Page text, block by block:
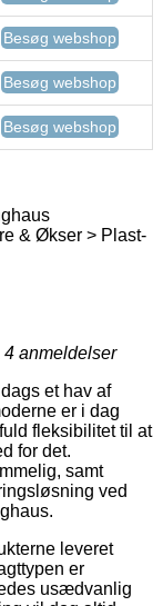
Besøg webshop
Besøg webshop
Besøg webshop
& Økser > Plast-
4 anmeldelser
et hav af
er i dag
fleksibilitet til at
for det.
samt
ved
leveret
er
usædvanlig